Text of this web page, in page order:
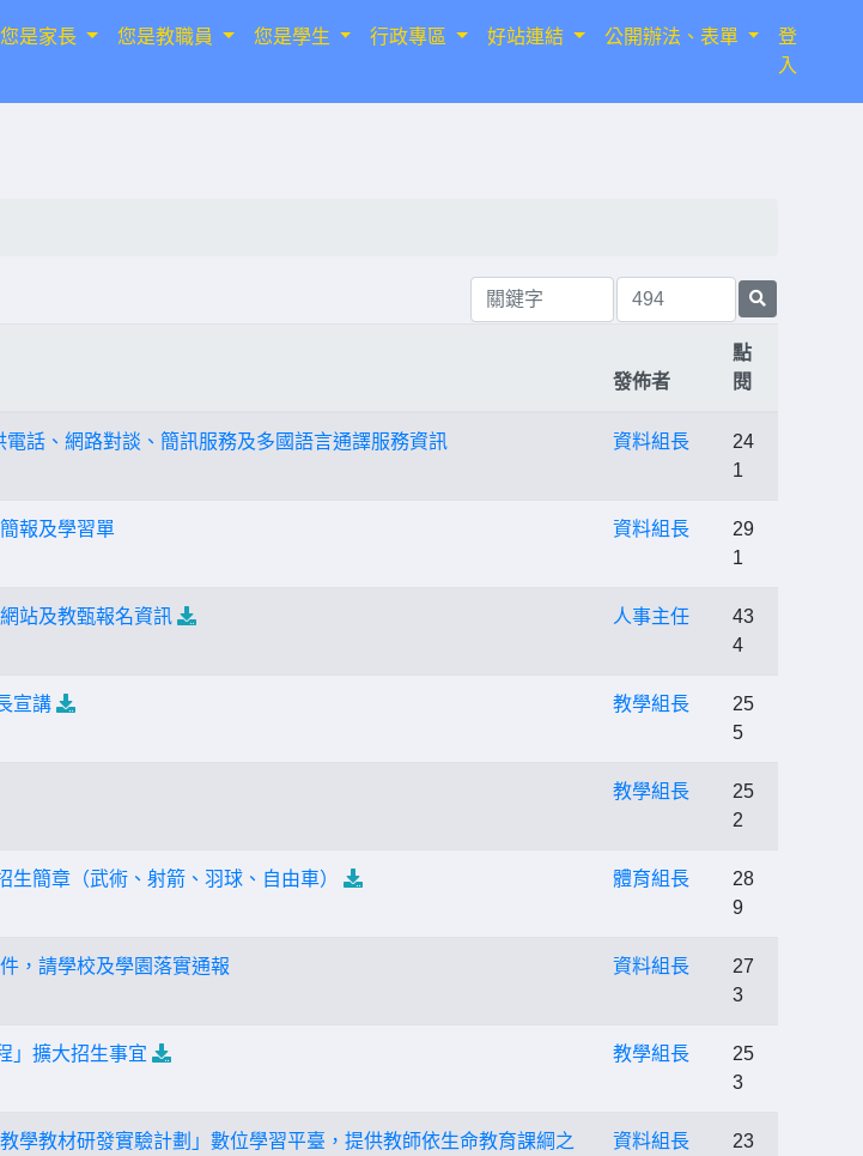
您是家長 您是教職員 您是學生 行政專區 好站連結 公開辦法、表單
登
入
發佈者
點
閱
話、網路對談、簡訊服務及多國語言通譯服務資訊 資料組長
24
1
報及學習單 資料組長
29
1
站及教甄報名資訊 人事主任
43
4
宣講 教學組長
25
5
教學組長
25
2
簡章（武術、射箭、羽球、自由車） 體育組長
28
9
，請學校及學園落實通報 資料組長
27
3
」擴大招生事宜 教學組長
25
3
學教材研發實驗計劃」數位學習平臺，提供教師依生命教育課綱之
資料組長
23